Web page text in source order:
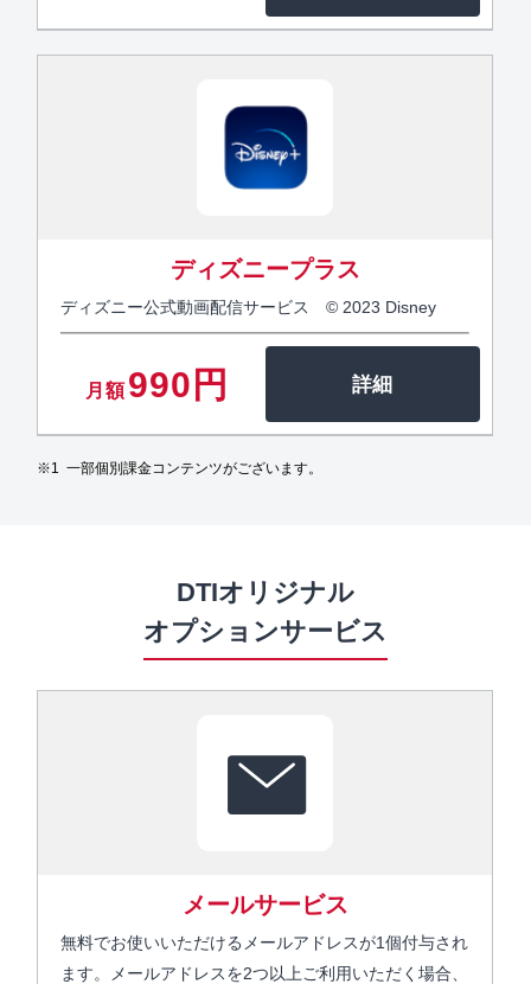
ディズニープラス
ディズニー公式動画配信サービス © 2023 Disney
月額990円
一部個別課金コンテンツがございます。
DTIオリジナル
オプションサービス
メールサービス
無料でお使いいただけるメールアドレスが1個付与され
ます。メールアドレスを2つ以上ご利用いただく場合、